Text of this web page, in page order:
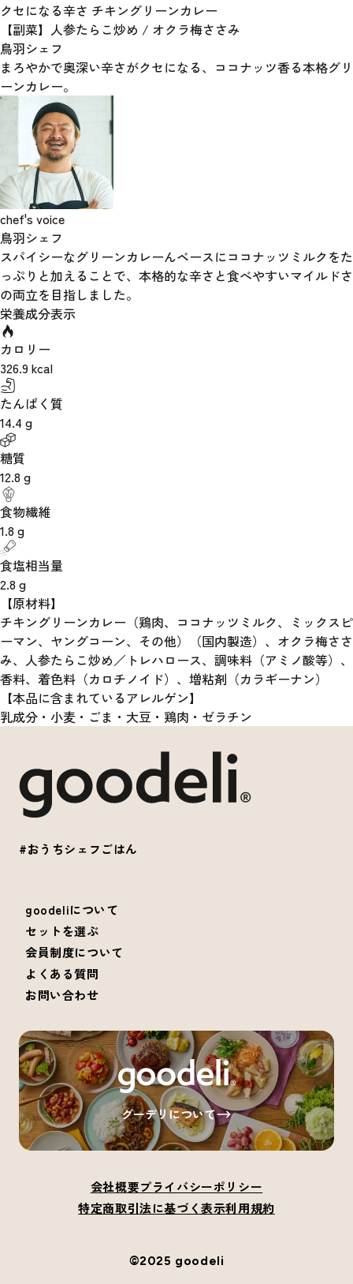
クセになる辛さ チキングリーンカレー
【副菜】人参たらこ炒め / オクラ梅ささみ
鳥羽シェフ
まろやかで奥深い辛さがクセになる、ココナッツ香る本格グリ
ーンカレー。
chef's voice
鳥羽シェフ
スパイシーなグリーンカレーんベースにココナッツミルクをた
っぷりと加えることで、本格的な辛さと食べやすいマイルドさ
の両立を目指しました。
栄養成分表示
カロリー
326.9kcal
たんぱく質
14.4 g
糖質
12.8 g
食物繊維
1.8 g
食塩相当量
2.8 g
【原材料】
チキングリーンカレー（鶏肉、ココナッツミルク、ミックスピ
ーマン、ヤングコーン、その他）（国内製造）、オクラ梅ささ
み、人参たらこ炒め／トレハロース、調味料（アミノ酸等）、
香料、着色料（カロチノイド）、増粘剤（カラギーナン）
【本品に含まれているアレルゲン】
乳成分・小麦・ごま・大豆・鶏肉・ゼラチン
#おうちシェフごはん
goodeliについて
セットを選ぶ
会員制度について
よくある質問
お問い合わせ
グーデリについて
会社概要プライバシーポリシー
特定商取引法に基づく表示利用規約
©2025 goodeli